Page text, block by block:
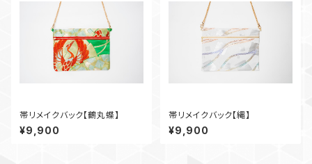
帯リメイクバック【鶴丸蝶】
¥9,900
帯リメイクバック【縄】
¥9,900